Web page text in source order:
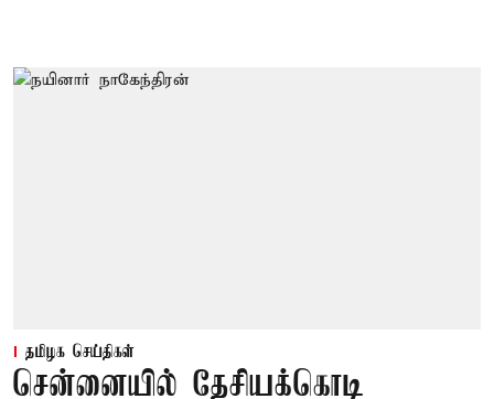
தமிழக செய்திகள்
சென்னையில் தேசியக்கொடி